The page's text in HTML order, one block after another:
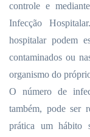
controle e
Infecção
hospitalar podem
contaminados ou
organismo do
O número de
também, pode ser
prática um hábito